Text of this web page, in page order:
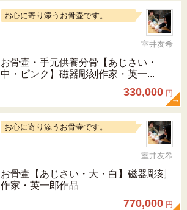
お心に寄り添うお骨壷です。
室井友希
お骨壷・手元供養分骨【あじさい・
中・ピンク】磁器彫刻作家・英一...
330,000 円
お心に寄り添うお骨壷です。
室井友希
お骨壷【あじさい・大・白】磁器彫刻
作家・英一郎作品
770,000 円